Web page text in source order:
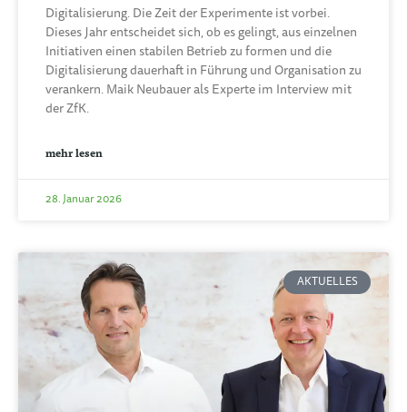
Digitalisierung. Die Zeit der Experimente ist vorbei.
Dieses Jahr entscheidet sich, ob es gelingt, aus einzelnen
Initiativen einen stabilen Betrieb zu formen und die
Digitalisierung dauerhaft in Führung und Organisation zu
verankern. Maik Neubauer als Experte im Interview mit
der ZfK.
mehr lesen
28. Januar 2026
AKTUELLES